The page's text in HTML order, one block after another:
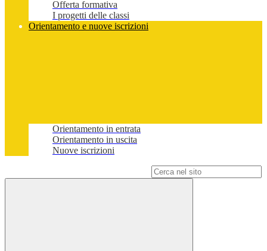
Offerta formativa
I progetti delle classi
Orientamento e nuove iscrizioni
Orientamento in entrata
Orientamento in uscita
Nuove iscrizioni